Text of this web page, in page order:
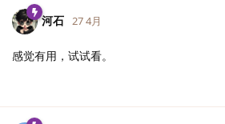
河石 27 4月
感觉有用，试试看。